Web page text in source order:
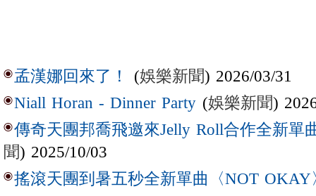
孟漢娜回來了！ (娛樂新聞) 2026/03/31
Niall Horan - Dinner Party (娛樂新聞)
傳奇天團邦喬飛邀來Jelly Roll合作全新單
聞) 2025/10/03
搖滾天團到暑五秒全新單曲〈NOT OKAY